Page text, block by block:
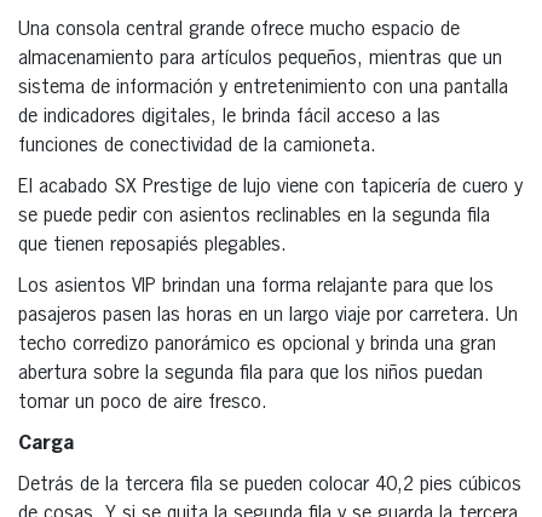
Una consola central grande ofrece mucho espacio de
almacenamiento para artículos pequeños, mientras que un
sistema de información y entretenimiento con una pantalla
de indicadores digitales, le brinda fácil acceso a las
funciones de conectividad de la camioneta.
El acabado SX Prestige de lujo viene con tapicería de cuero y
se puede pedir con asientos reclinables en la segunda fila
que tienen reposapiés plegables.
Los asientos VIP brindan una forma relajante para que los
pasajeros pasen las horas en un largo viaje por carretera. Un
techo corredizo panorámico es opcional y brinda una gran
abertura sobre la segunda fila para que los niños puedan
tomar un poco de aire fresco.
Carga
Detrás de la tercera fila se pueden colocar 40,2 pies cúbicos